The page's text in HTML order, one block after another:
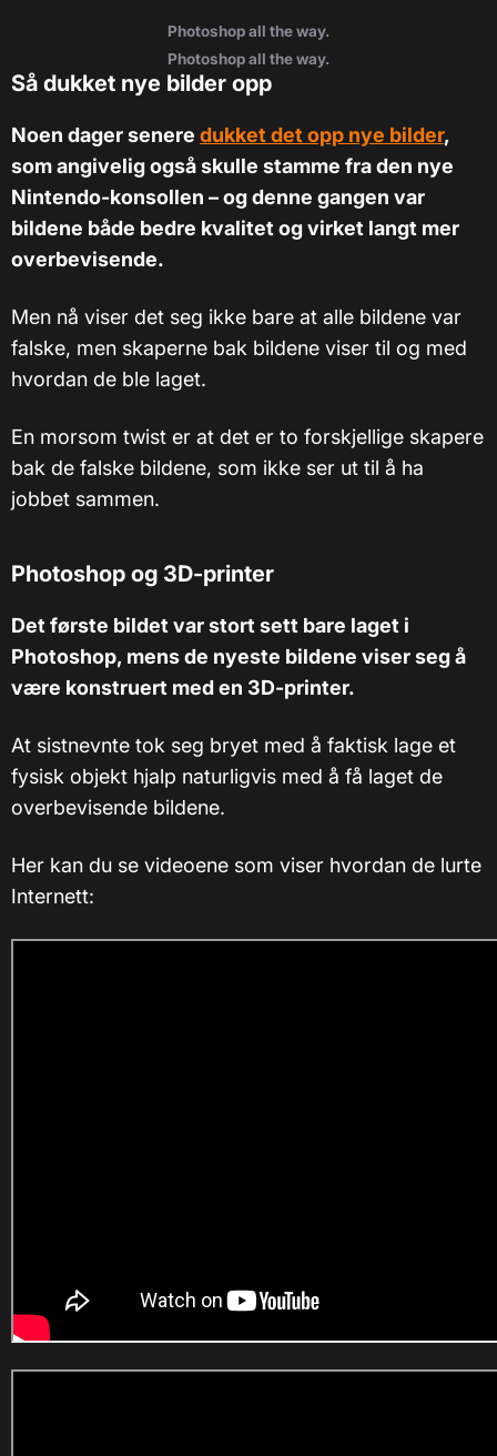
Photoshop all the way.
Photoshop all the way.
Så dukket nye bilder opp
Noen dager senere dukket det opp nye bilder,
som angivelig også skulle stamme fra den nye
Nintendo-konsollen – og denne gangen var
bildene både bedre kvalitet og virket langt mer
overbevisende.
Men nå viser det seg ikke bare at alle bildene var
falske, men skaperne bak bildene viser til og med
hvordan de ble laget.
En morsom twist er at det er to forskjellige skapere
bak de falske bildene, som ikke ser ut til å ha
jobbet sammen.
Photoshop og 3D-printer
Det første bildet var stort sett bare laget i
Photoshop, mens de nyeste bildene viser seg å
være konstruert med en 3D-printer.
At sistnevnte tok seg bryet med å faktisk lage et
fysisk objekt hjalp naturligvis med å få laget de
overbevisende bildene.
Her kan du se videoene som viser hvordan de lurte
Internett: